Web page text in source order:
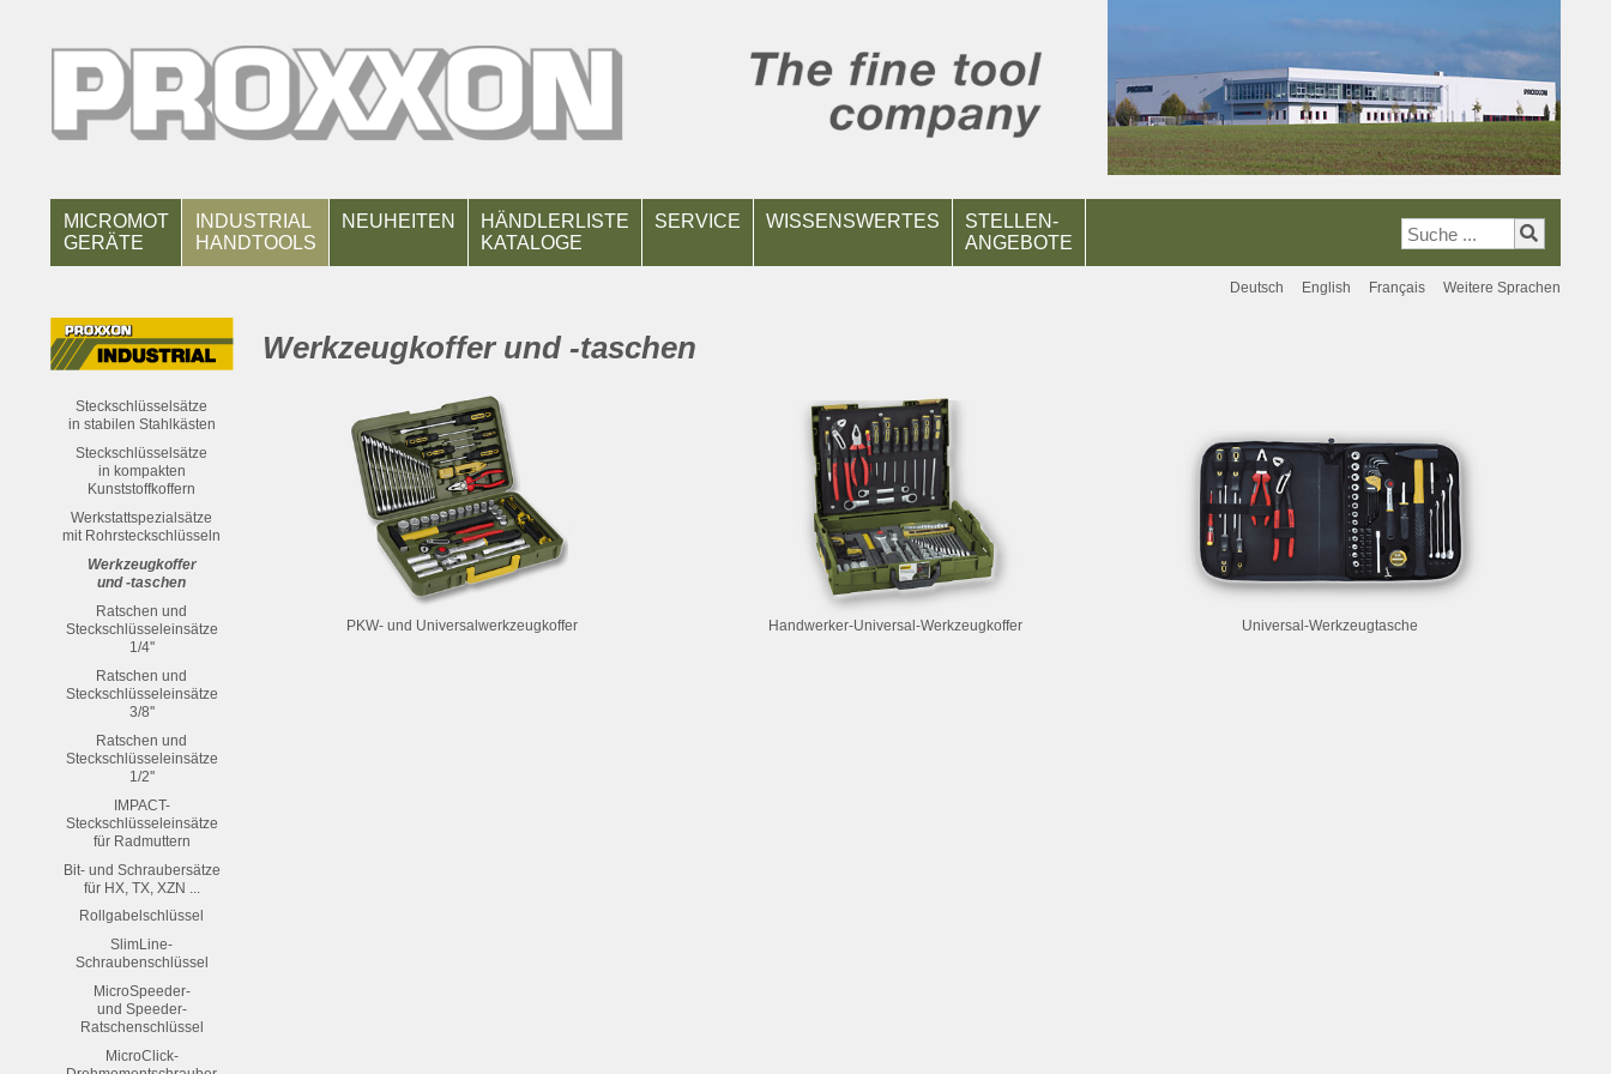
MICROMOT
GERÄTE
INDUSTRIAL
HANDTOOLS
NEUHEITEN
HÄNDLERLISTE
KATALOGE
SERVICE WISSENSWERTES
STELLEN-
ANGEBOTE
Deutsch English Français Weitere Sprachen
Werkzeugkoffer und -taschen
Steckschlüsselsätze
in stabilen Stahlkästen
Steckschlüsselsätze
in kompakten
Kunststoffkoffern
Werkstattspezialsätze
mit Rohrsteckschlüsseln
Werkzeugkoffer
und -taschen
Ratschen und
Steckschlüsseleinsätze
1/4''
Ratschen und
Steckschlüsseleinsätze
3/8''
Ratschen und
Steckschlüsseleinsätze
1/2''
IMPACT-
Steckschlüsseleinsätze
für Radmuttern
Bit- und Schraubersätze
für HX, TX, XZN ...
Rollgabelschlüssel
SlimLine-
Schraubenschlüssel
MicroSpeeder-
und Speeder-
Ratschenschlüssel
MicroClick-
PKW- und Universalwerkzeugkoffer Handwerker-Universal-Werkzeugkoffer Universal-Werkzeugtasche